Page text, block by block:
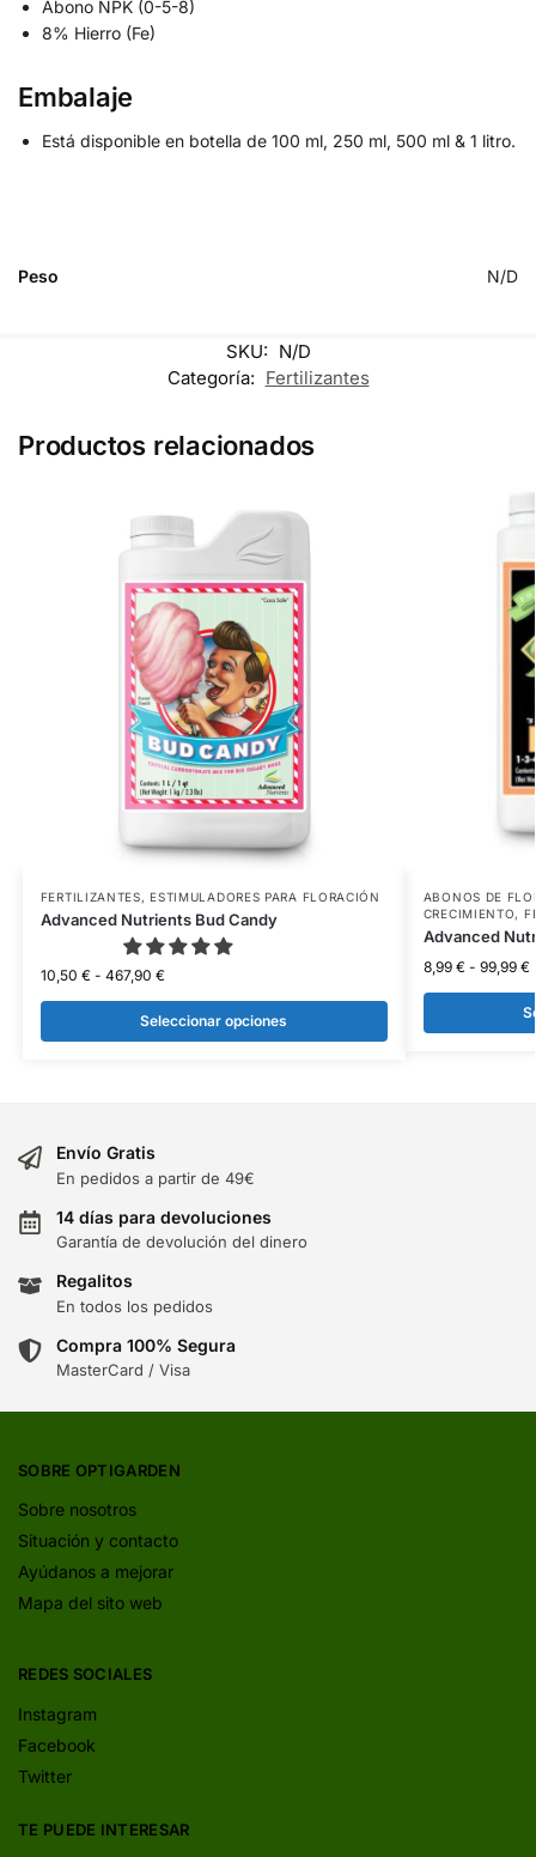
Abono NPK (0-5-8)
8% Hierro (Fe)
Embalaje
Está disponible en botella de 100 ml, 250 ml, 500 ml & 1 litro.
Peso N/D
SKU: N/D
Categoría: Fertilizantes
Productos relacionados
FERTILIZANTES, ESTIMULADORES PARA FLORACIÓN
Advanced Nutrients Bud Candy
10,50 € - 467,90 €
Seleccionar opciones
ABONOS DE
CRECIMIENTO,
Advanced
8,99 € - 99,99 €
Envío Gratis
En pedidos a partir de 49€
14 días para devoluciones
Garantía de devolución del dinero
Regalitos
En todos los pedidos
Compra 100% Segura
MasterCard / Visa
SOBRE OPTIGARDEN
Sobre nosotros
Situación y contacto
Ayúdanos a mejorar
Mapa del sito web
REDES SOCIALES
Instagram
Facebook
Twitter
TE PUEDE INTERESAR